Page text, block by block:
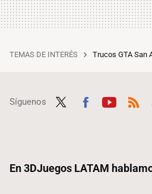
TEMAS DE INTERÉS Trucos GTA San
Síguenos
En 3DJuegos LATAM